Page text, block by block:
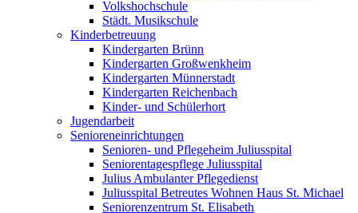
Volkshochschule
Städt. Musikschule
Kinderbetreuung
Kindergarten Brünn
Kindergarten Großwenkheim
Kindergarten Münnerstadt
Kindergarten Reichenbach
Kinder- und Schülerhort
Jugendarbeit
Senioreneinrichtungen
Senioren- und Pflegeheim Juliusspital
Seniorentagespflege Juliusspital
Julius Ambulanter Pflegedienst
Juliusspital Betreutes Wohnen Haus St. Michael
Seniorenzentrum St. Elisabeth